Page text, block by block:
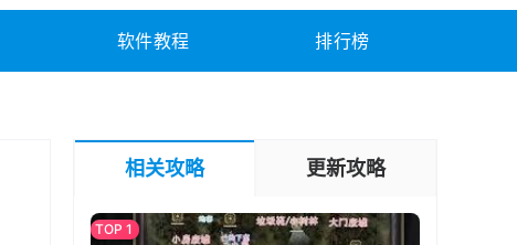
教育教学 游戏娱乐 系统软件 素材下载
软件教程 排行榜
相关攻略 更新攻略